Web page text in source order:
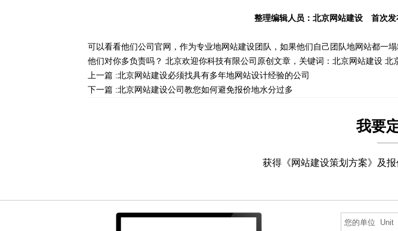
整理编辑人员： 北京网站建设首次发
可以看看他们公司官网，作为专业地网站建设团队，如果他们自己团队地网站都一
他们对你多负责吗？ 北京欢迎你科技有限公司 原创文章，关键词： 北京网站建设 北
上一篇 :北京网站建设必须找具有多年地网站设计经验的公司
下一篇 :北京网站建设公司教您如何避免报价地水分过多
我要
获得《网站建设策划方案》及